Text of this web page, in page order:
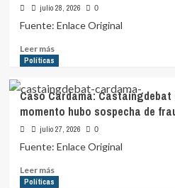
para
consultas
de
la
contra
el
Casupá
julio 28, 2026 0
Fuente: Enlace Original
Leer másLeer
más
Parlamento
aprobó
por
unanimidad
la
del
plazo
Políticas
Caso Cardama:
momento hubo sospecha de
julio 27, 2026 0
Fuente: Enlace Original
Leer másLeer
más
Políticas